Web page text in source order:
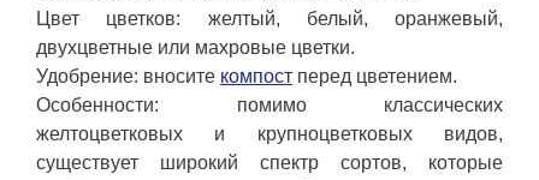
Цвет цветков: желтый, белый, оранжевый,
двухцветные или махровые цветки.
Удобрение: вносите компост перед цветением.
Особенности: помимо классических
желтоцветковых и крупноцветковых видов,
существует широкий спектр сортов, которые